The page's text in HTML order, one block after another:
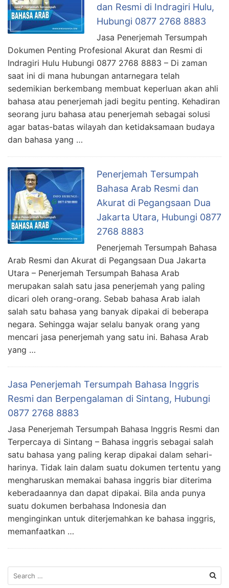
dan Resmi di Indragiri Hulu,
Hubungi 0877 2768 8883
Jasa Penerjemah Tersumpah
Dokumen Penting Profesional Akurat dan Resmi di
Indragiri Hulu Hubungi 0877 2768 8883 – Di zaman
saat ini di mana hubungan antarnegara telah
sedemikian berkembang membuat keperluan akan ahli
bahasa atau penerjemah jadi begitu penting. Kehadiran
seorang juru bahasa atau penerjemah sebagai solusi
agar batas-batas wilayah dan ketidaksamaan budaya
dan bahasa yang …
Penerjemah Tersumpah
Bahasa Arab Resmi dan
Akurat di Pegangsaan Dua
Jakarta Utara, Hubungi 0877
2768 8883
Penerjemah Tersumpah Bahasa
Arab Resmi dan Akurat di Pegangsaan Dua Jakarta
Utara – Penerjemah Tersumpah Bahasa Arab
merupakan salah satu jasa penerjemah yang paling
dicari oleh orang-orang. Sebab bahasa Arab ialah
salah satu bahasa yang banyak dipakai di beberapa
negara. Sehingga wajar selalu banyak orang yang
mencari jasa penerjemah yang satu ini. Bahasa Arab
yang …
Jasa Penerjemah Tersumpah Bahasa Inggris
Resmi dan Berpengalaman di Sintang, Hubungi
0877 2768 8883
Jasa Penerjemah Tersumpah Bahasa Inggris Resmi dan
Terpercaya di Sintang – Bahasa inggris sebagai salah
satu bahasa yang paling kerap dipakai dalam sehari-
harinya. Tidak lain dalam suatu dokumen tertentu yang
mengharuskan memakai bahasa inggris biar diterima
keberadaannya dan dapat dipakai. Bila anda punya
suatu dokumen berbahasa Indonesia dan
menginginkan untuk diterjemahkan ke bahasa inggris,
memanfaatkan …
Search
for: